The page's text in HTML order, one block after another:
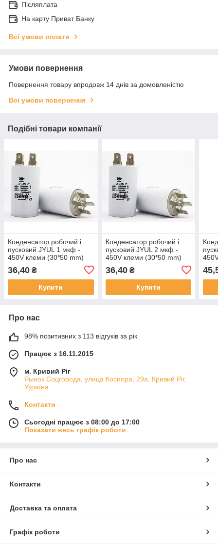
Післяплата
На карту Приват Банку
Всі умови оплати
Умови повернення
Повернення товару впродовж 14 днів за домовленістю
Всі умови повернення
Подібні товари компанії
Конденсатор робочий і
пусковий JYUL 1 мкф -
450V клеми (30*50 mm)
36,40 ₴
Купити
Конденсатор робочий і
пусковий JYUL 2 мкф -
450V клеми (30*50 mm)
36,40₴
Купити
Про нас
98% позитивних з 113 відгуків за рік
Працює з 16.11.2015
м. Кривий Ріг
Рынок Соцгорода, улица Косиора, 29а, Кривий Ріг,
Україна
Контакти
Сьогодні працює з 08:00 до 17:00
Показати весь графік роботи
Про нас
Контакти
Доставка та оплата
Графік роботи